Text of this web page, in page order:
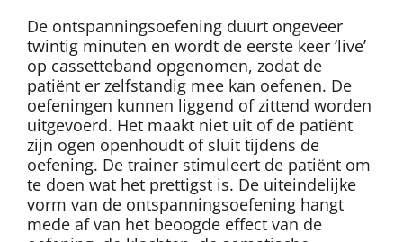
De ontspanningsoefening duurt ongeveer
twintig minuten en wordt de eerste keer ‘live’
op cassetteband opgenomen, zodat de
patiënt er zelfstandig mee kan oefenen. De
oefeningen kunnen liggend of zittend worden
uitgevoerd. Het maakt niet uit of de patiënt
zijn ogen openhoudt of sluit tijdens de
oefening. De trainer stimuleert de patiënt om
te doen wat het prettigst is. De uiteindelijke
vorm van de ontspanningsoefening hangt
mede af van het beoogde effect van de